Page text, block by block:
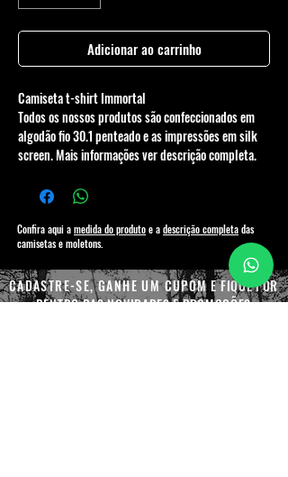
Adicionar ao carrinho
Camiseta t-shirt Immortal
Todos os nossos produtos são confeccionados em
algodão fio 30.1 penteado e as impressões em silk
screen. Mais informações ver descrição completa.
Confira aqui amedida do produtoe adescrição completadas
camisetas e moletons.
CADASTRE-SE, GANHE UM CUPOME FIQUE POR
DENTRO DAS NOVIDADES E PROMOÇÕES